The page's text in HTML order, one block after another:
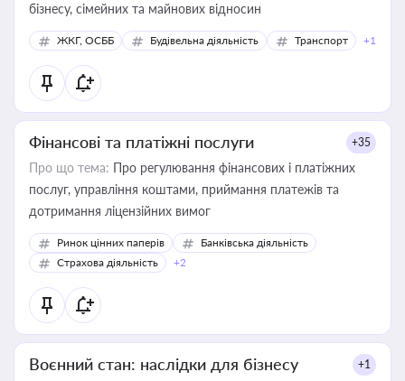
бізнесу, сімейних та майнових відносин
ЖКГ, ОСББ Будівельна діяльність Транспорт +1
Фінансові та платіжні послуги +35
Про що тема: Про регулювання фінансових і платіжних
послуг, управління коштами, приймання платежів та
дотримання ліцензійних вимог
Ринок цінних паперів
Банківська діяльність
Страхова діяльність
+2
Воєнний стан: наслідки для бізнесу +1